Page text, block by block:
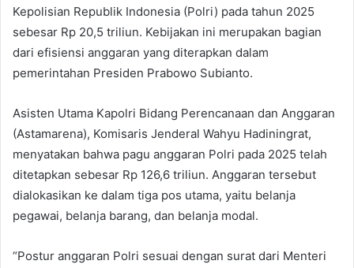
Kepolisian Republik Indonesia (Polri) pada tahun 2025
sebesar Rp 20,5 triliun. Kebijakan ini merupakan bagian
dari efisiensi anggaran yang diterapkan dalam
pemerintahan Presiden Prabowo Subianto.
Asisten Utama Kapolri Bidang Perencanaan dan Anggaran
(Astamarena), Komisaris Jenderal Wahyu Hadiningrat,
menyatakan bahwa pagu anggaran Polri pada 2025 telah
ditetapkan sebesar Rp 126,6 triliun. Anggaran tersebut
dialokasikan ke dalam tiga pos utama, yaitu belanja
pegawai, belanja barang, dan belanja modal.
“Postur anggaran Polri sesuai dengan surat dari Menteri